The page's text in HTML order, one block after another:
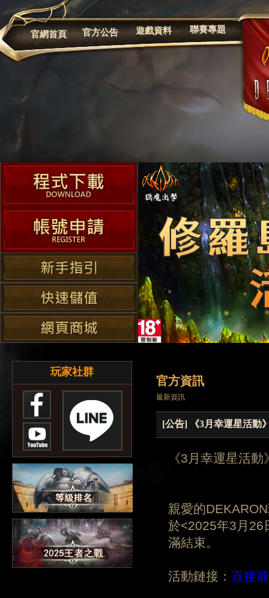
官網首頁 官方公告 遊戲資料 聯賽專題
玩家社群
官方資訊
最新資訊
[公告] 《3月幸運星活動
《3月幸運星活
親愛的
於<2025年3月26
滿結束。
活動鏈接： 直接